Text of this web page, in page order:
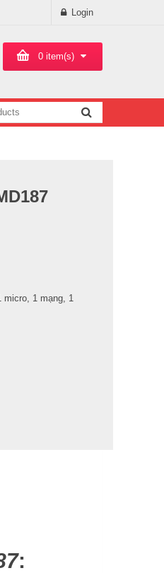
Login
0 item(s)
micro, 1 mạng, 1
: